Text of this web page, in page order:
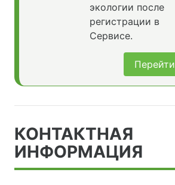
экологии после
регистрации в
Сервисе.
Перейти
КОНТАКТНАЯ
ИНФОРМАЦИЯ